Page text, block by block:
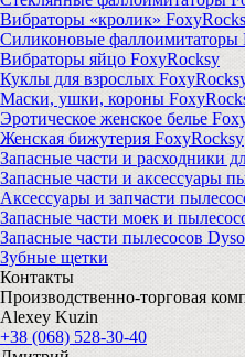
Вибраторы «кролик»
Силиконовые фаллоимитаторы
Вибраторы яйцо FoxyRocksy
Куклы для взрослых
Маски, ушки, короны
Эротическое женское белье
Женская бижутерия FoxyRocksy
Запасные части и расходники
Запасные части и аксессуары
Аксессуары и запчасти
Запасные части моек и
Запасные части пылесосов
Зубные щетки
Контакты
Производственно-торговая
Alexey Kuzin
+38 (068) 528-30-40